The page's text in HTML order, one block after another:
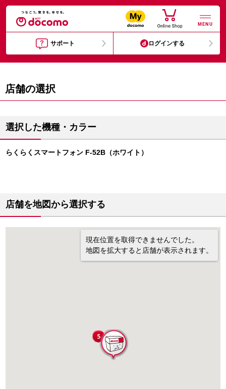
MENU
サポート ログインする
店舗の選択
選択した機種・カラー
らくらくスマートフォン F-52B（ホワイト）
店舗を地図から選択する
現在位置を取得できませんでした。
地図を拡大すると店舗が表示されます。